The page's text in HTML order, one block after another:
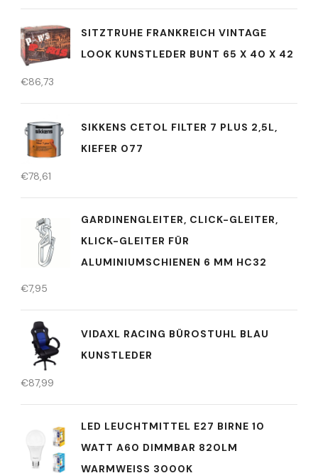
SITZTRUHE FRANKREICH VINTAGE
LOOK KUNSTLEDER BUNT 65 X 40 X 42
€86,73
SIKKENS CETOL FILTER 7 PLUS 2,5L,
KIEFER 077
€78,61
GARDINENGLEITER, CLICK-GLEITER,
KLICK-GLEITER FÜR
ALUMINIUMSCHIENEN 6 MM HC32
€7,95
VIDAXL RACING BÜROSTUHL BLAU
KUNSTLEDER
€87,99
LED LEUCHTMITTEL E27 BIRNE 10
WATT A60 DIMMBAR 820LM
WARMWEISS 3000K